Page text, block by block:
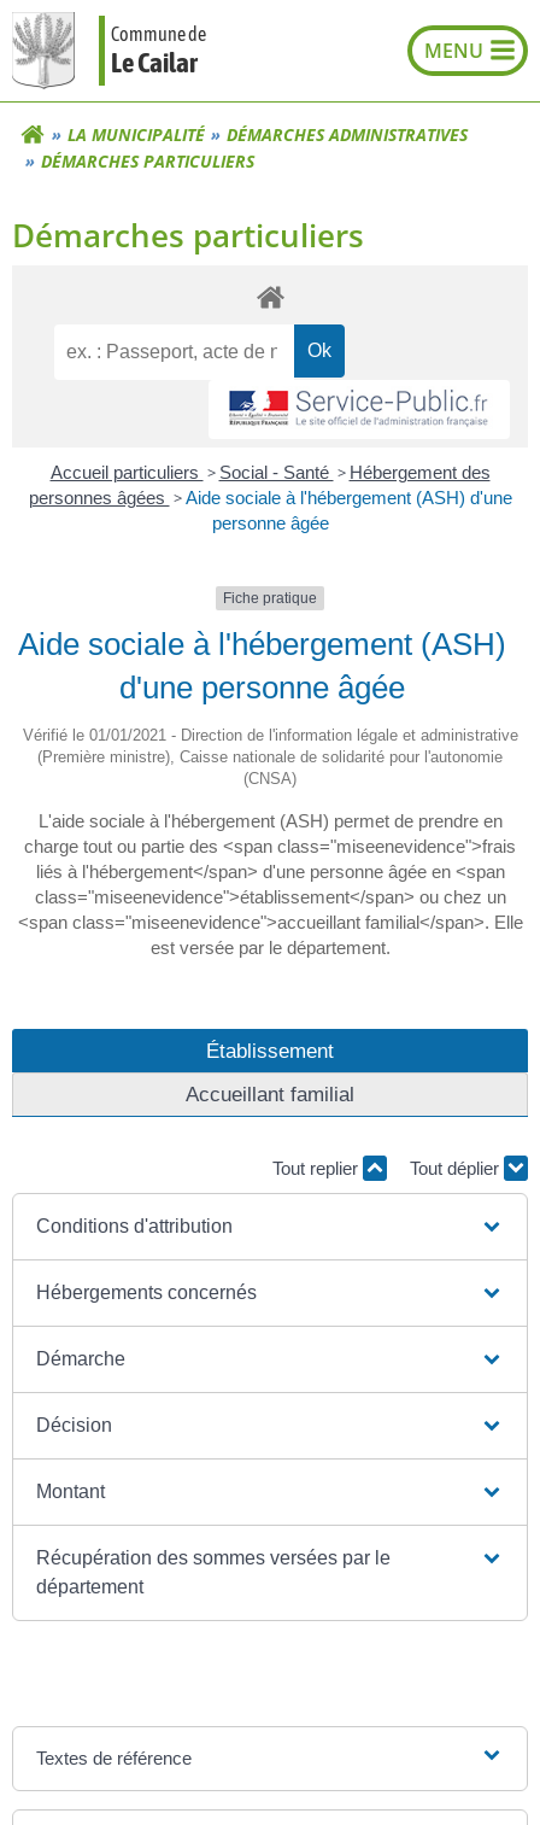
Aller
au
contenu
Commune de
Le Cailar
LA MUNICIPALITÉ
DÉMARCHES ADMINISTRATIVES
DÉMARCHES PARTICULIERS
Démarches particuliers
Accueil particuliers > Social - Santé > Hébergement des
personnes âgées > Aide sociale à l'hébergement (ASH) d'une
personne âgée
Fiche pratique
Aide sociale à l'hébergement (ASH)
d'une personne âgée
Vérifié le 01/01/2021 - Direction de l'information légale et administrative
(Première ministre), Caisse nationale de solidarité pour l'autonomie
(CNSA)
L'aide sociale à l'hébergement (ASH) permet de prendre en
charge tout ou partie des <span class="miseenevidence">frais
liés à l'hébergement</span> d'une personne âgée en <span
class="miseenevidence">établissement</span> ou chez un
<span class="miseenevidence">accueillant familial</span>. Elle
est versée par le département.
Établissement
Accueillant familial
Tout replier Tout déplier
Conditions d'attribution
Hébergements concernés
Démarche
Décision
Montant
Récupération des sommes versées par le
département
Textes de référence